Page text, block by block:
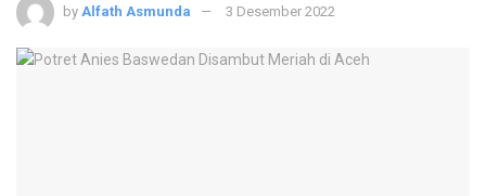
by Alfath Asmunda 3 Desember 2022